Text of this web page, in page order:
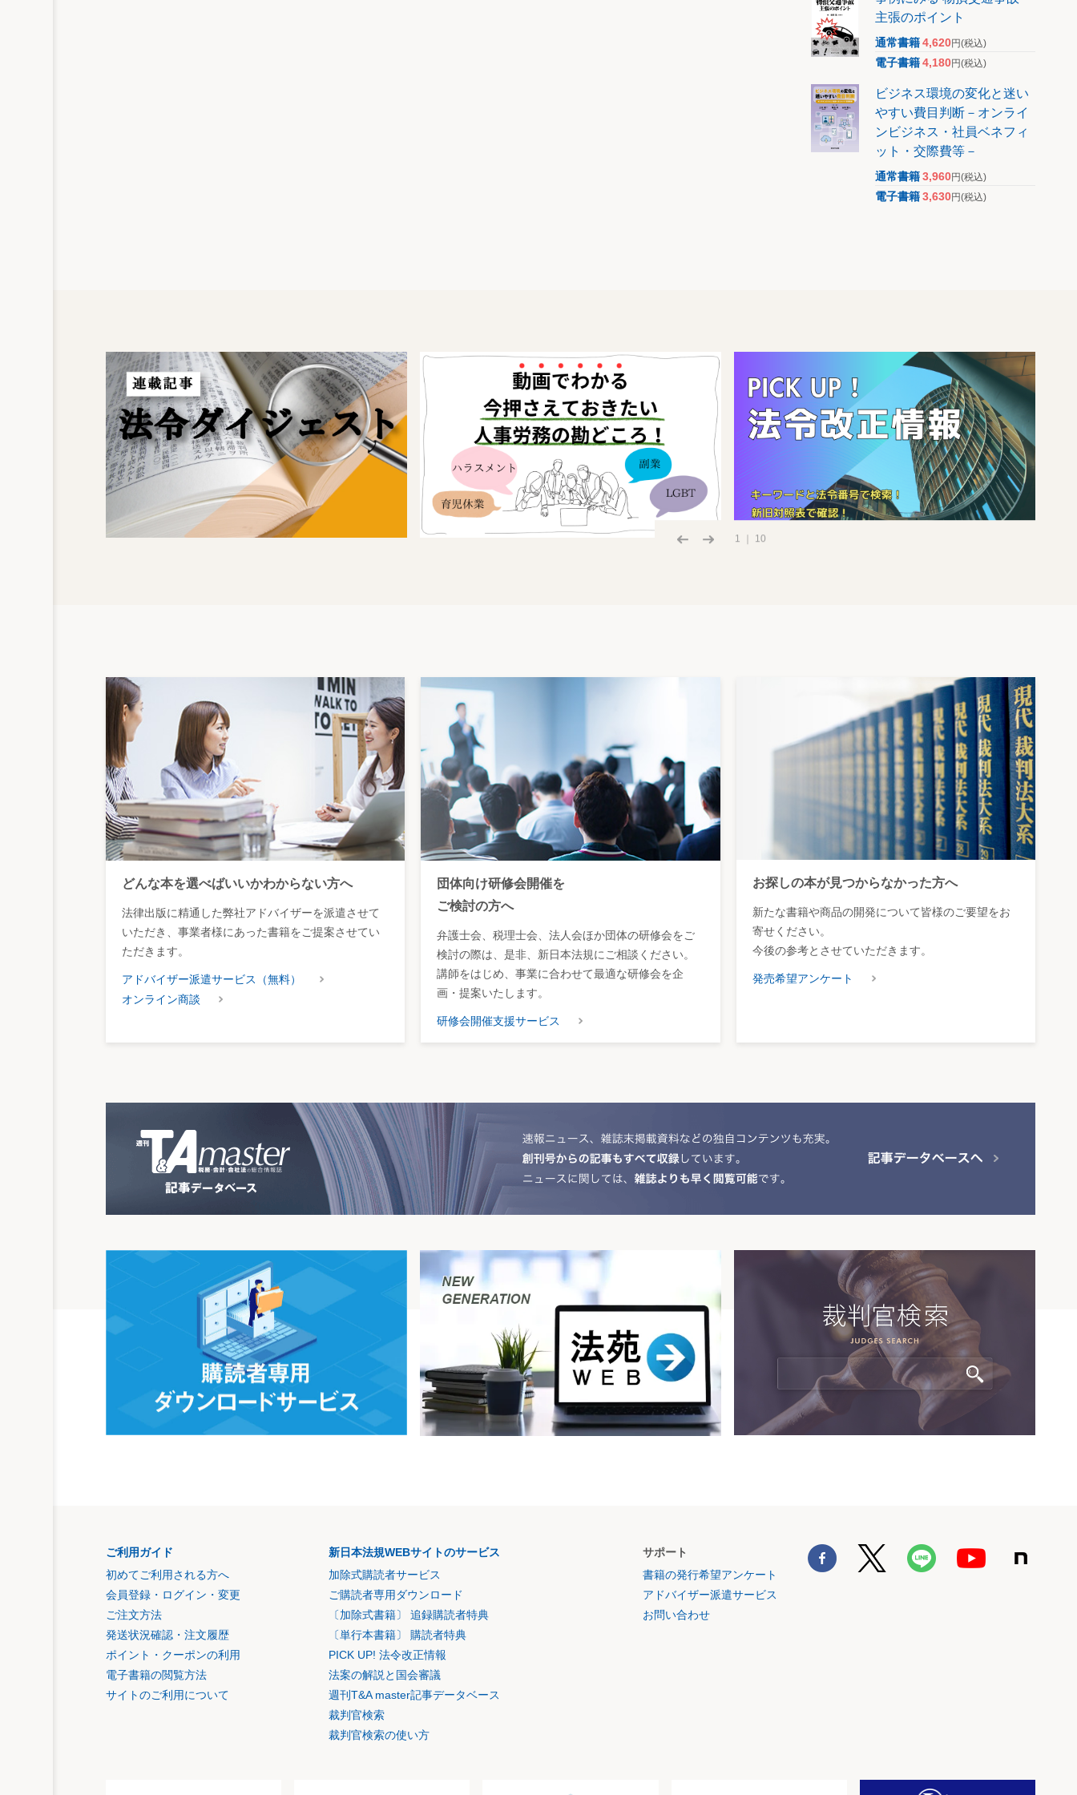
主張のポイント
通常書籍4,620円(税込)
電子書籍4,180円(税込)
ビジネス環境の変化と迷い
やすい費目判断－オンライ
ンビジネス・社員ベネフィ
ット・交際費等－
通常書籍3,960円(税込)
電子書籍3,630円(税込)
1 ｜ 10
どんな本を選べばいいかわからない方へ
法律出版に精通した弊社アドバイザーを派遣させて
いただき、事業者様にあった書籍をご提案させてい
ただきます。
アドバイザー派遣サービス（無料）
オンライン商談
団体向け研修会開催を
ご検討の方へ
弁護士会、税理士会、法人会ほか団体の研修会をご
検討の際は、是非、新日本法規にご相談ください。
講師をはじめ、事業に合わせて最適な研修会を企
画・提案いたします。
研修会開催支援サービス
お探しの本が見つからなかった方へ
新たな書籍や商品の開発について皆様のご要望をお
寄せください。
今後の参考とさせていただきます。
発売希望アンケート
ご利用ガイド
初めてご利用される方へ
会員登録・ログイン・変更
ご注文方法
発送状況確認・注文履歴
ポイント・クーポンの利用
電子書籍の閲覧方法
サイトのご利用について
新日本法規WEBサイトのサービス
加除式購読者サービス
ご購読者専用ダウンロード
〔加除式書籍〕 追録購読者特典
〔単行本書籍〕 購読者特典
PICK UP! 法令改正情報
法案の解説と国会審議
週刊T&A master記事データベース
裁判官検索
裁判官検索の使い方
サポート
書籍の発行希望アンケート
アドバイザー派遣サービス
お問い合わせ